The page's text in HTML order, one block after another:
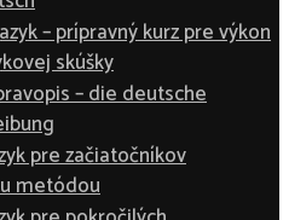
– prípravný kurz pre výkon
skúšky
– die deutsche
pre začiatočníkov
metódou